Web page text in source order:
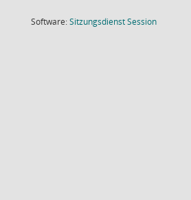
Software:SitzungsdienstSession(Wird in